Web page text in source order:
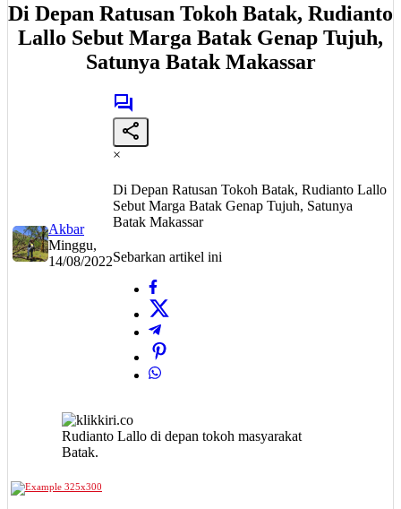
Di Depan Ratusan Tokoh Batak, Rudianto
Lallo Sebut Marga Batak Genap Tujuh,
Satunya Batak Makassar
Akbar
Minggu,
14/08/2022
×
Di Depan Ratusan Tokoh Batak, Rudianto Lallo
Sebut Marga Batak Genap Tujuh, Satunya
Batak Makassar
Sebarkan artikel ini
Rudianto Lallo di depan tokoh masyarakat
Batak.